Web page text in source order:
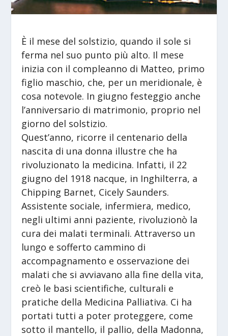
È il mese del solstizio, quando il sole si
ferma nel suo punto più alto. Il mese
inizia con il compleanno di Matteo, primo
figlio maschio, che, per un meridionale, è
cosa notevole. In giugno festeggio anche
l’anniversario di matrimonio, proprio nel
giorno del solstizio.
Quest’anno, ricorre il centenario della
nascita di una donna illustre che ha
rivoluzionato la medicina. Infatti, il 22
giugno del 1918 nacque, in Inghilterra, a
Chipping Barnet, Cicely Saunders.
Assistente sociale, infermiera, medico,
negli ultimi anni paziente, rivoluzionò la
cura dei malati terminali. Attraverso un
lungo e sofferto cammino di
accompagnamento e osservazione dei
malati che si avviavano alla fine della vita,
creò le basi scientifiche, culturali e
pratiche della Medicina Palliativa. Ci ha
portati tutti a poter proteggere, come
sotto il mantello, il pallio, della Madonna,